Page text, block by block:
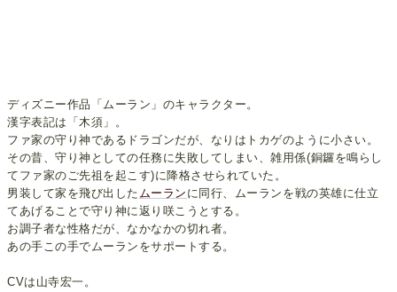
ディズニー作品「ムーラン」のキャラクター。
漢字表記は「木須」。
ファ家の守り神であるドラゴンだが、なりはトカゲのように小さい。
その昔、守り神としての任務に失敗してしまい、雑用係(銅鑼を鳴らし
てファ家のご先祖を起こす)に降格させられていた。
男装して家を飛び出したムーラン に同行、ムーランを戦の英雄に仕立
てあげることで守り神に返り咲こうとする。
お調子者な性格だが、なかなかの切れ者。
あの手この手でムーランをサポートする。
CVは山寺宏一。